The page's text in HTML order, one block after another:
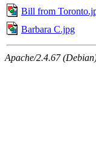
Bill from
Barbara C.jpg
Apache/2.4.67